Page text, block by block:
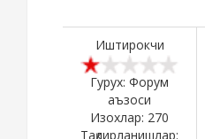
Иштирокчи
Гурух: Форум
аъзоси
Изохлар: 270
Тақдирланишлар: